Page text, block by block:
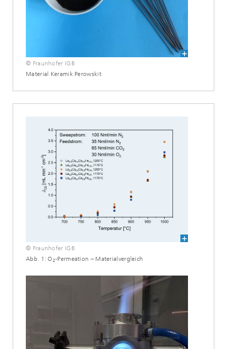
© Fraunhofer IGB
Material Keramik Perowskit
© Fraunhofer IGB
Abb. 1: O 2-Permeation – Materialvergleich